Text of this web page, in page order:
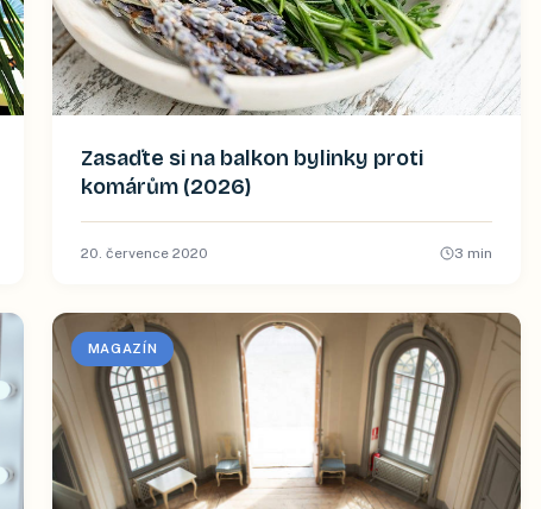
Zasaďte si na balkon bylinky proti
komárům (2026)
20. července 2020 3 min
MAGAZÍN